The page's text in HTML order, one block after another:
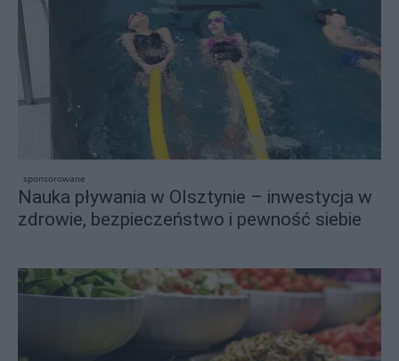
sponsorowane
Nauka pływania w Olsztynie – inwestycja w
zdrowie, bezpieczeństwo i pewność siebie